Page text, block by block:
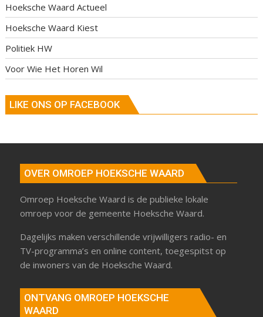
Hoeksche Waard Actueel
Hoeksche Waard Kiest
Politiek HW
Voor Wie Het Horen Wil
LIKE ONS OP FACEBOOK
OVER OMROEP HOEKSCHE WAARD
Omroep Hoeksche Waard is de publieke lokale
omroep voor de gemeente Hoeksche Waard.
Dagelijks maken verschillende vrijwilligers radio- en
TV-programma’s en online content, toegespitst op
de inwoners van de Hoeksche Waard.
ONTVANG OMROEP HOEKSCHE
WAARD